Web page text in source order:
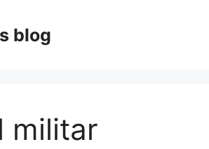
blog
militar